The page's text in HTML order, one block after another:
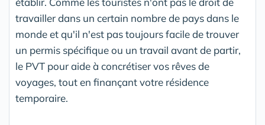
travailler dans un certain nombre de pays dans le
monde et qu'il n'est pas toujours facile de trouver
un permis spécifique ou un travail avant de partir,
le PVT pour aide à concrétiser vos rêves de
voyages, tout en finançant votre résidence
temporaire.